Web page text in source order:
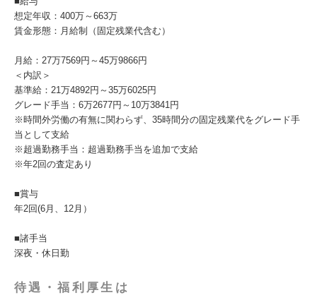
想定年収：400万～663万
賃金形態：月給制（固定残業代含む）
月給：27万7569円～45万9866円
＜内訳＞
基準給：21万4892円～35万6025円
グレード手当：6万2677円～10万3841円
※時間外労働の有無に関わらず、35時間分の固定残業代をグレード手
当として支給
※超過勤務手当：超過勤務手当を追加で支給
※年2回の査定あり
■賞与
年2回(6月、12月）
■諸手当
深夜・休日勤
待遇・福利厚生は